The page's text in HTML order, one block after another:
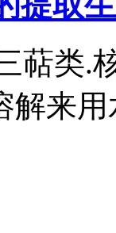
萜类.
解来